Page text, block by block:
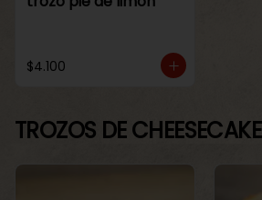
$4.100
TROZOS DE CHEESECAKE